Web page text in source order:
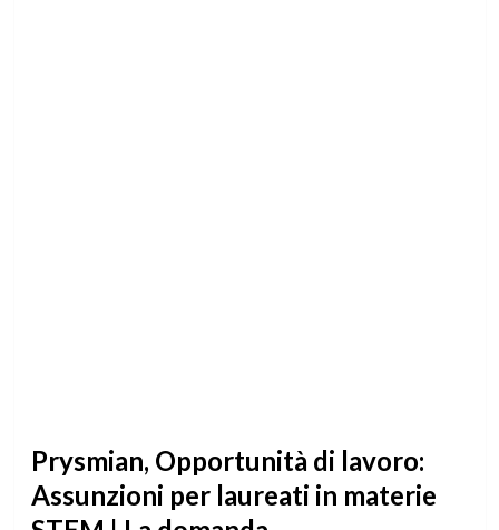
Prysmian, Opportunità di lavoro:
Assunzioni per laureati in materie